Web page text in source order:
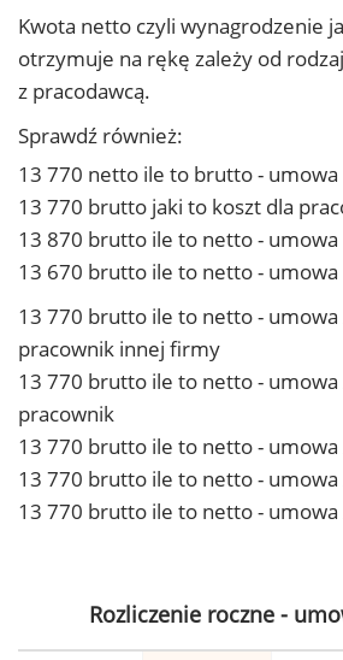
Kwota netto czyli wynagrodzenie
otrzymuje na rękę zależy od
z pracodawcą.
Sprawdź również:
13 770 netto ile to brutto - umowa
13 770 brutto jaki to koszt dla
13 870 brutto ile to netto - umowa
13 670 brutto ile to netto - umowa
13 770 brutto ile to netto - umowa
pracownik innej firmy
13 770 brutto ile to netto - umowa
pracownik
13 770 brutto ile to netto -
13 770 brutto ile to netto -
13 770 brutto ile to netto - umowa
Rozliczenie roczne -